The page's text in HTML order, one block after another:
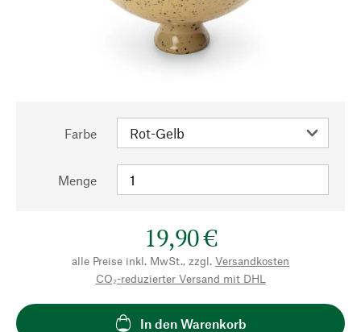
Farbe
Menge
19,90 €
alle Preise inkl. MwSt., zzgl. Versandkosten
CO₂-reduzierter Versand mit DHL
In den Warenkorb